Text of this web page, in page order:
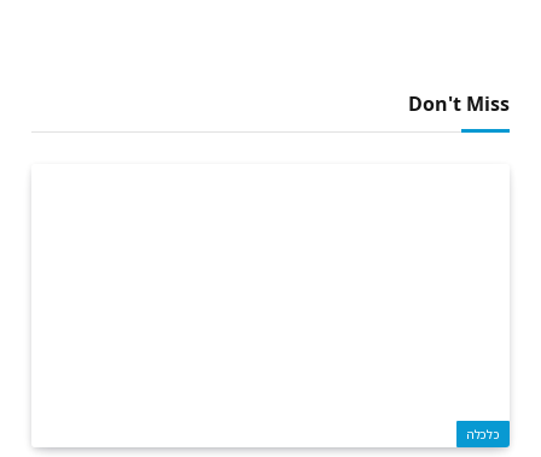
Don't Miss
כלכלה